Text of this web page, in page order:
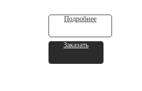
Подробнее
Заказать